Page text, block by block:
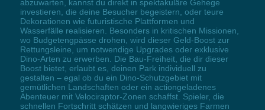
abzuwarten, kannst du direkt in spektakuläre Gehege
investieren, die deine Besucher begeistern, oder teure
Dekorationen wie futuristische Plattformen und
Wasserfälle realisieren. Besonders in kritischen Missionen,
wo Budgetengpässe drohen, wird dieser Geld-Boost zur
Rettungsleine, um notwendige Upgrades oder exklusive
Dino-Arten zu erwerben. Die Bau-Freiheit, die dir dieser
Boost bietet, erlaubt es, deinen Park individuell zu
gestalten – egal ob du ein Dino-Schutzgebiet mit
gemütlichen Landschaften oder ein actiongeladenes
Abenteuer mit Velociraptor-Zonen schaffst. Spieler, die
schnellen Fortschritt schätzen und langwieriges Farmen